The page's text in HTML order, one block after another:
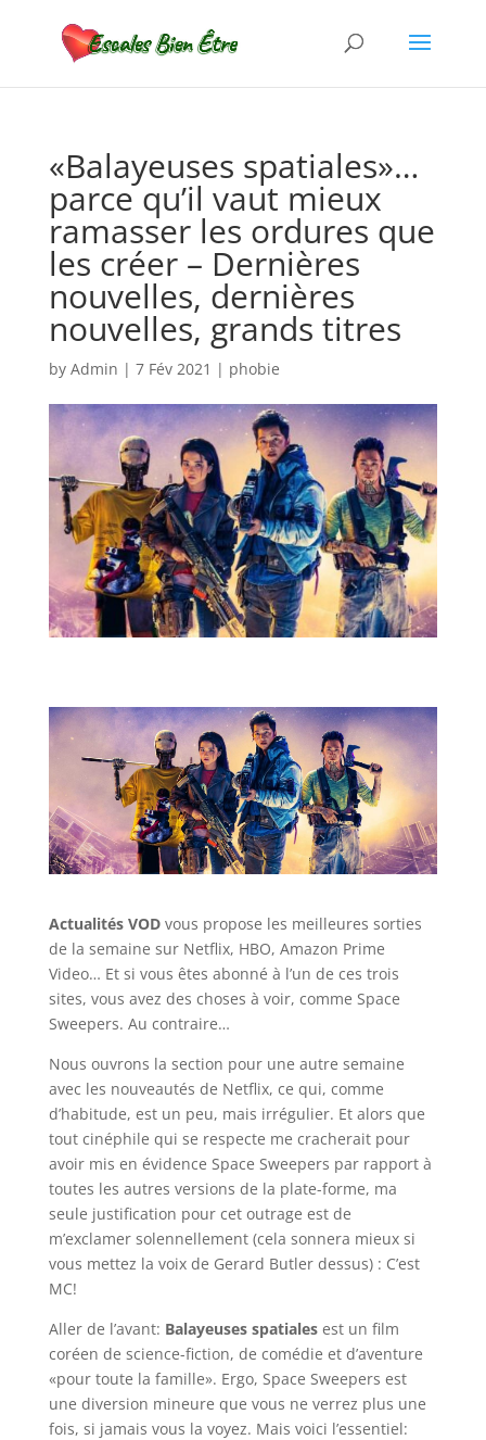
«Balayeuses spatiales»…
parce qu’il vaut mieux
ramasser les ordures que
les créer – Dernières
nouvelles, dernières
nouvelles, grands titres
by Admin | 7 Fév 2021 | phobie
Actualités VODvous propose les meilleures sorties
de la semaine sur Netflix, HBO, Amazon Prime
Video… Et si vous êtes abonné à l’un de ces trois
sites, vous avez des choses à voir, comme Space
Sweepers. Au contraire…
Nous ouvrons la section pour une autre semaine
avec les nouveautés de Netflix, ce qui, comme
d’habitude, est un peu, mais irrégulier. Et alors que
tout cinéphile qui se respecte me cracherait pour
avoir mis en évidence Space Sweepers par rapport à
toutes les autres versions de la plate-forme, ma
seule justification pour cet outrage est de
m’exclamer solennellement (cela sonnera mieux si
vous mettez la voix de Gerard Butler dessus) : C’est
MC!
Aller de l’avant: Balayeuses spatialesest un film
coréen de science-fiction, de comédie et d’aventure
«pour toute la famille». Ergo, Space Sweepers est
une diversion mineure que vous ne verrez plus une
fois, si jamais vous la voyez. Mais voici l’essentiel: